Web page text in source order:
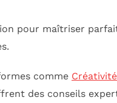
pour maîtriser
comme Créativité
des conseils